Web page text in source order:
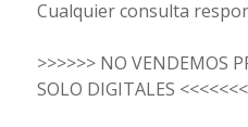
Cualquier consulta
>>>>>> NO VENDEMOS
SOLO DIGITALES